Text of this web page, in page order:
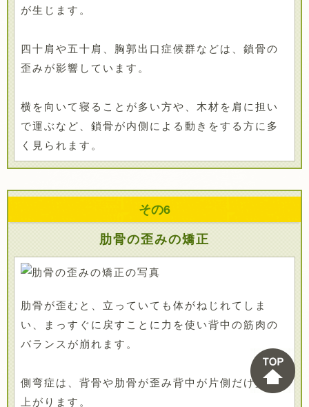
が生じます。
四十肩や五十肩、胸郭出口症候群などは、鎖骨の
歪みが影響しています。
横を向いて寝ることが多い方や、木材を肩に担い
で運ぶなど、鎖骨が内側による動きをする方に多
く見られます。
その6
肋骨の歪みの矯正
肋骨が歪むと、立っていても体がねじれてしま
い、まっすぐに戻すことに力を使い背中の筋肉の
バランスが崩れます。
側弯症は、背骨や肋骨が歪み背中が片側だけ盛り
上がります。